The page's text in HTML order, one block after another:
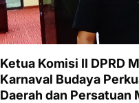
Ketua Komisi II DPRD
Karnaval Budaya
Daerah dan Persatuan